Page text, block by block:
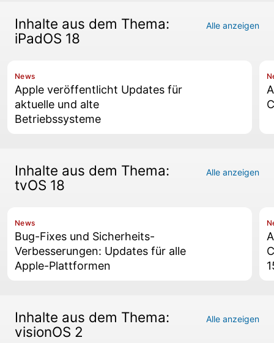
Inhalte aus dem Thema:
iPadOS 18
Alle anzeigen
News
Apple veröffentlicht Updates für
aktuelle und alte
Betriebssysteme
Inhalte aus dem Thema:
tvOS 18
Alle anzeigen
News
Bug-Fixes und Sicherheits-
Verbesserungen: Updates für alle
Apple-Plattformen
Inhalte aus dem Thema:
visionOS 2
Alle anzeigen